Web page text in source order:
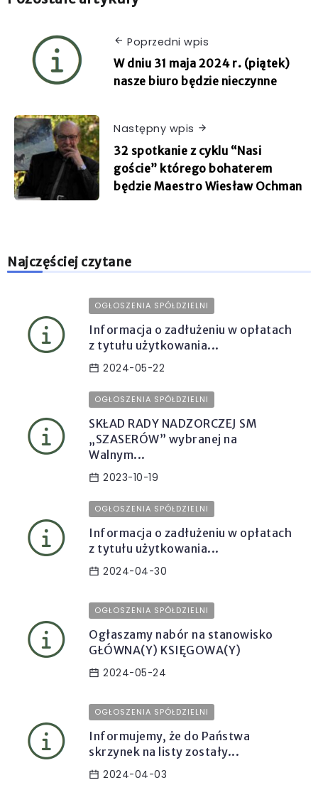
Poprzedni wpis
W dniu 31 maja 2024 r. (piątek)
nasze biuro będzie nieczynne
Następny wpis
32 spotkanie z cyklu “Nasi
goście” którego bohaterem
będzie Maestro Wiesław Ochman
Najczęściej czytane
OGŁOSZENIA SPÓŁDZIELNI
Informacja o zadłużeniu w opłatach
z tytułu użytkowania...
2024-05-22
OGŁOSZENIA SPÓŁDZIELNI
SKŁAD RADY NADZORCZEJ SM
„SZASERÓW” wybranej na
Walnym...
2023-10-19
OGŁOSZENIA SPÓŁDZIELNI
Informacja o zadłużeniu w opłatach
z tytułu użytkowania...
2024-04-30
OGŁOSZENIA SPÓŁDZIELNI
Ogłaszamy nabór na stanowisko
GŁÓWNA(Y) KSIĘGOWA(Y)
2024-05-24
OGŁOSZENIA SPÓŁDZIELNI
Informujemy, że do Państwa
skrzynek na listy zostały...
2024-04-03